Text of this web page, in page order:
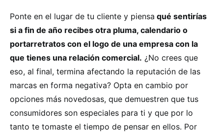
Ponte en el lugar de tu cliente y piensa qué sentirías
si a fin de año recibes otra pluma, calendario o
portarretratos con el logo de una empresa con la
que tienes una relación comercial. ¿No crees que
eso, al final, termina afectando la reputación de las
marcas en forma negativa? Opta en cambio por
opciones más novedosas, que demuestren que tus
consumidores son especiales para ti y que por lo
tanto te tomaste el tiempo de pensar en ellos. Por